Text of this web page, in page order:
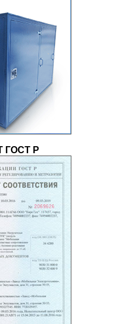
МВт
предприятие
ГОСТ Р